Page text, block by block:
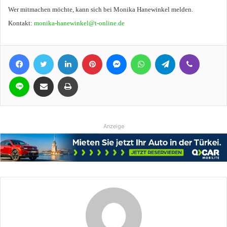
Wer mitmachen möchte, kann sich bei Monika Hanewinkel melden.
Kontakt: monika-hanewinkel@t-online.de
FacebookTwitter LinkedIn Pinterest MessengerWhatsAppTelegram
Line Teile per E-Mail Drucken
Anzeige